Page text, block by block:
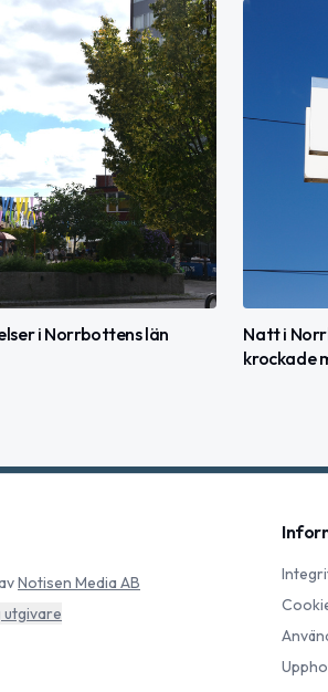
i Norrbottens län
Natt i
krockade
Notisen Media AB
utgivare